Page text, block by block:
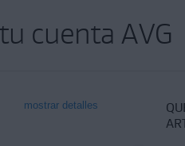
cuenta AVG
mostrar detalles